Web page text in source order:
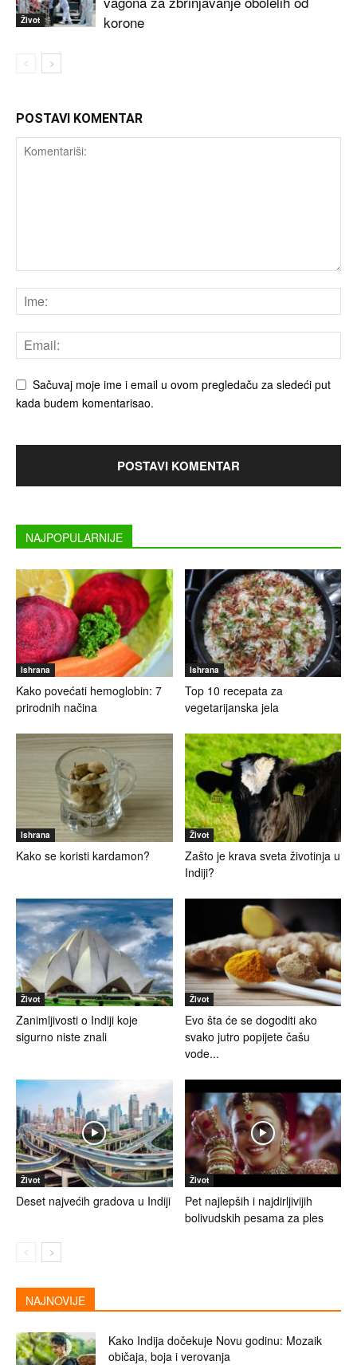
Život
korone
POSTAVI KOMENTAR
Sačuvaj moje ime i email u ovom pregledaču za sledeći put
kada budem komentarisao.
NAJPOPULARNIJE
Ishrana
Kako povećati hemoglobin: 7
prirodnih načina
Ishrana
Top 10 recepata za
vegetarijanska jela
Ishrana
Kako se koristi kardamon?
Život
Zašto je krava sveta životinja u
Indiji?
Život
Zanimljivosti o Indiji koje
sigurno niste znali
Život
Evo šta će se dogoditi ako
svako jutro popijete čašu
vode...
Život
Deset najvećih gradova u Indiji
Život
Pet najlepših i najdirljivijih
bolivudskih pesama za ples
NAJNOVIJE
Kako Indija dočekuje Novu godinu: Mozaik
običaja, boja i verovanja